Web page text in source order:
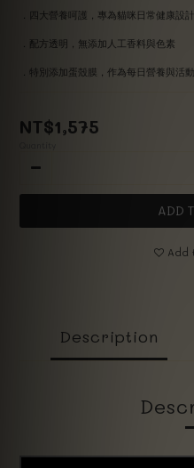
．四大營養呵護，專為貓咪日常健康設計
．配方透明，無添加人工香料與色素
．特別添加蛋殼膜，作為每日營養與活
NT$1,575
ADD
Add
Description